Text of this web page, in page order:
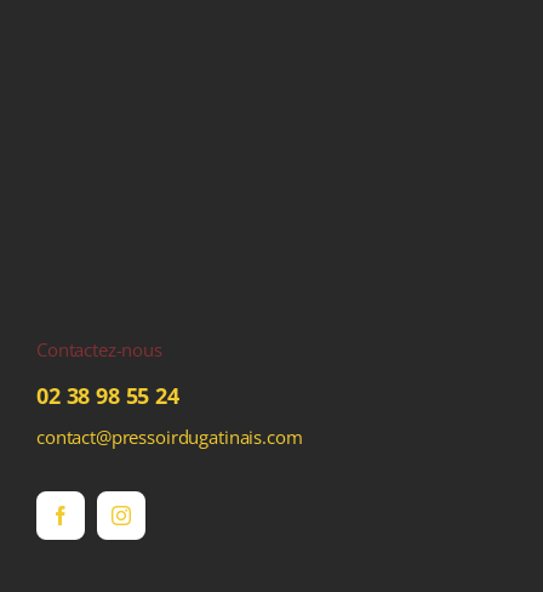
Contactez-nous
02 38 98 55 24
contact@pressoirdugatinais.com